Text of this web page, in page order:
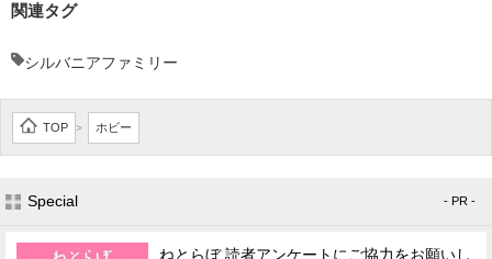
関連タグ
シルバニアファミリー
TOP > ホビー
Special - PR -
ねとらぼ 読者アンケートにご協力をお願いし